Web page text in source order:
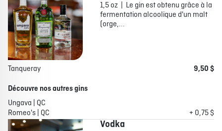
1,5 oz | Le gin est obtenu grâce à la
fermentation alcoolique d'un malt
(orge,...
Tanqueray
9,50 $
Découvre nos autres gins
Ungava | QC
Romeo's | QC
+ 0,75 $
Vodka